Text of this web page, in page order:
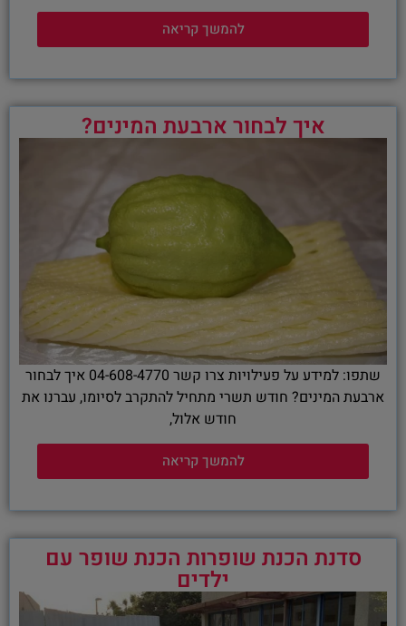
להמשך קריאה
איך לבחור ארבעת המינים?
שתפו: למידע על פעילויות צרו קשר 04-608-4770 איך לבחור
ארבעת המינים? חודש תשרי מתחיל להתקרב לסיומו, עברנו את
חודש אלול,
להמשך קריאה
סדנת הכנת שופרות הכנת שופר עם
ילדים